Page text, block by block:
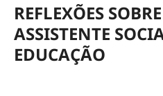
REFLEXÕES
ASSISTENTE
EDUCAÇÃO